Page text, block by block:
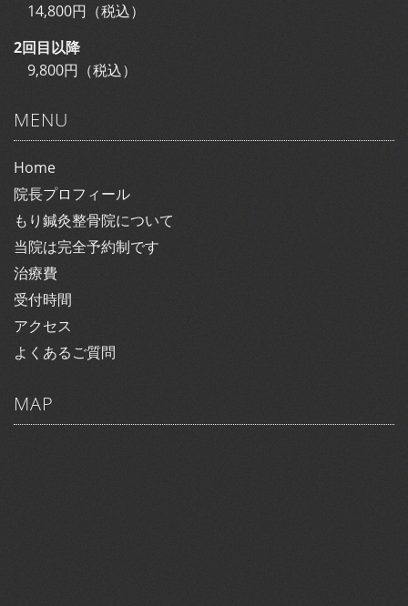
14,800円（税込）
2回目以降
9,800円（税込）
MENU
Home
院長プロフィール
もり鍼灸整骨院について
当院は完全予約制です
治療費
受付時間
アクセス
よくあるご質問
MAP